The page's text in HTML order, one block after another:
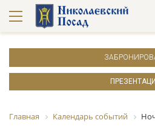
Главная Календарь событий